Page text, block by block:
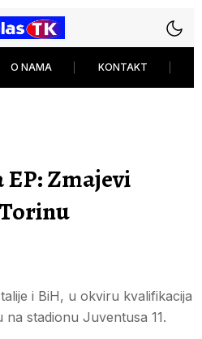
O NAMA KONTAKT
Zmajevi
i BiH, u okviru kvalifikacija
stadionu Juventusa 11.